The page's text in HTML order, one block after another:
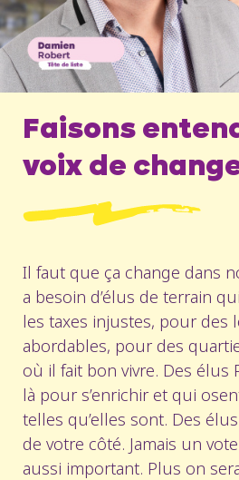
Faisons
voix de
Il faut que ça change dans
a besoin d’élus de terrain
les taxes injustes, pour des
abordables, pour des
où il fait bon vivre. Des élus
là pour s’enrichir et qui
telles qu’elles sont. Des
de votre côté. Jamais un
aussi important. Plus on